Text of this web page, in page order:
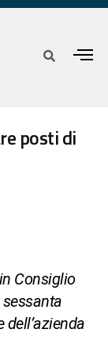
posti di
Consiglio